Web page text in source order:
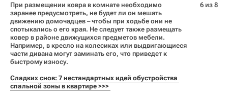
При размещении ковра в комнате необходимо
заранее предусмотреть, не будет ли он мешать
движению домочадцев – чтобы при ходьбе они не
спотыкались о его края. Не следует также размещать
ковер в районе движущихся предметов мебели.
Например, в кресло на колесиках или выдвигающиеся
части дивана могут заминать его, что приведет к
быстрому износу.
Сладких снов: 7 нестандартных идей обустройства
спальной зоны в квартире >>>
6 из 8